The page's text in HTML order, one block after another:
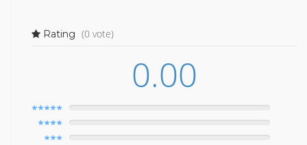
Rating (0 vote)
0.00